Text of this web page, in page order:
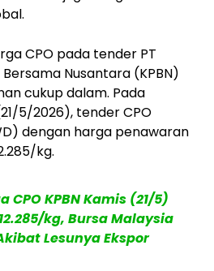
CPO pada tender PT
Nusantara (KPBN)
cukup dalam. Pada
5/2026), tender CPO
dengan harga penawaran
kg.
CPO KPBN Kamis (21/5)
kg, Bursa Malaysia
Lesunya Ekspor